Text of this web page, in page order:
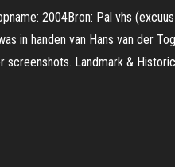
2004Bron: Pal vhs
in handen van Hans van der
Landmark &